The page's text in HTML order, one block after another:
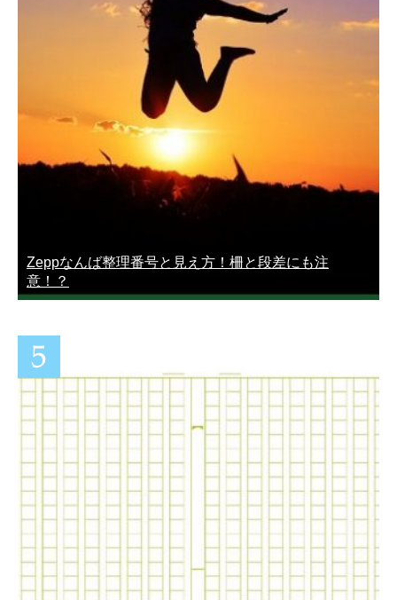
Zeppなんば整理番号と見え方！柵と段差にも注
意！？